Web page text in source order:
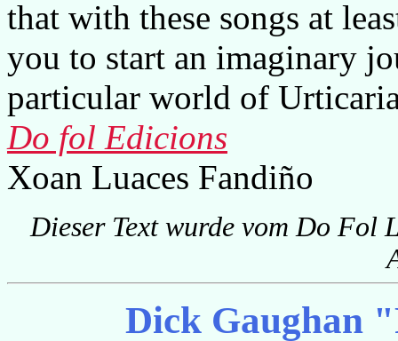
that with these songs at
you to start an imaginary
particular world of
Do fol Edicions
Xoan Luaces Fandiño
Dieser Text wurde vom Do Fol
Dick Gaughan